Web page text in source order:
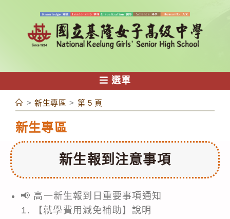
容
選單
新生專區
> 新生專區 > 第 5 頁
新生報到注意事項
📢 高一新生報到日重要事項通知
【就學費用減免補助】說明